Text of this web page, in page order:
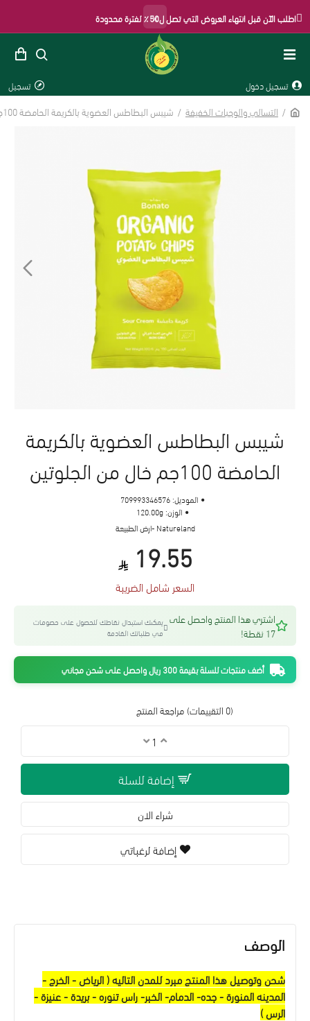
اطلب الآن قبل انتهاء العروض التي تصل ل50٪ لفترة محدودة ×
تسجيل دخول تسجيل
التسالي والوجبات الخفيفة شيبس البطاطس العضوية بالكريمة الحامضة 100جم خال من الجلوتين
شيبس البطاطس العضوية بالكريمة
الحامضة 100جم خال من الجلوتين
(0 التقييمات) مراجعة المنتج
19.55
السعر شامل الضريبة
الموديل: 709993346576
الوزن: 120.00g
Natureland -ارض الطبيعة
اشتري هذا المنتج واحصل على
17 نقطة!
يمكنك استبدال نقاطك للحصول على خصومات
في طلباتك القادمة
أضف منتجات للسلة بقيمة 300 ريال واحصل على شحن مجاني
إضافة للسلة
شراء الان
إضافة لرغباتي
الوصف
شحن وتوصيل هذا المنتج مبرد للمدن التاليه ( الرياض - الخرج -
المدينه المنورة - جده- الدمام- الخبر- راس تنوره - بريدة - عنيزة -
الرس )